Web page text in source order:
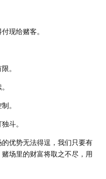
现给赌客。
。
。
斗。
优势无法得逞，我们只要有
场里的财富将取之不尽，用